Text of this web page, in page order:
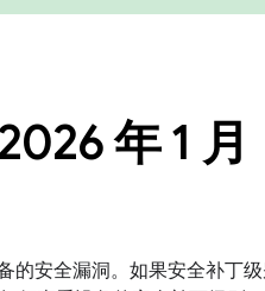
年 1 月
的安全漏洞。如果安全补丁